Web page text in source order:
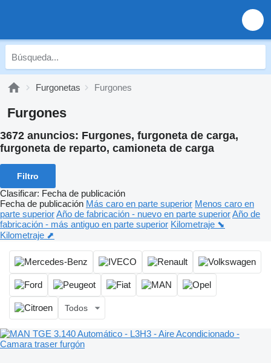
Furgonetas Furgones
Furgones
3672 anuncios: Furgones, furgoneta de carga,
furgoneta de reparto, camioneta de carga
Filtro
Clasificar: Fecha de publicación
Fecha de publicación Más caro en parte superior Menos caro en
parte superiorAño de fabricación - nuevo en parte superiorAño de
fabricación - más antiguo en parte superior Kilometraje ⬊
Kilometraje ⬈
Todos